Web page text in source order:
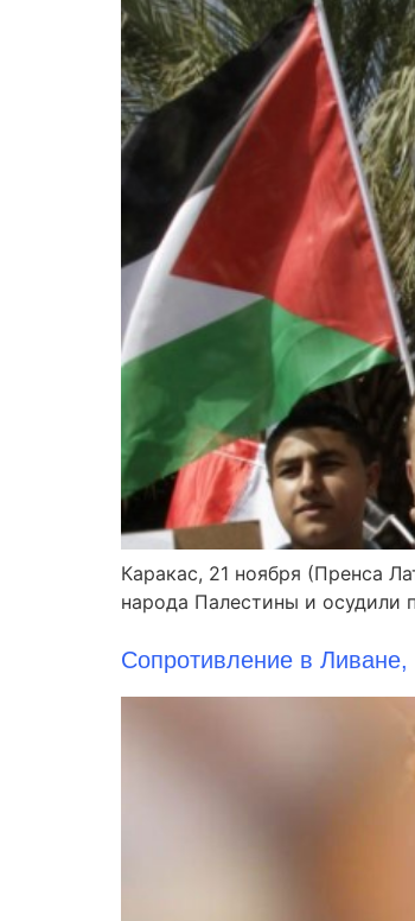
Каракас, 21 ноября (Пренса
народа Палестины и осудили
Сопротивление в